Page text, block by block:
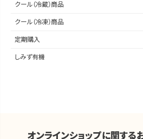
クール（冷蔵）商品
クール（冷凍）商品
定期購入
しみず有機
オンラインショップに関する